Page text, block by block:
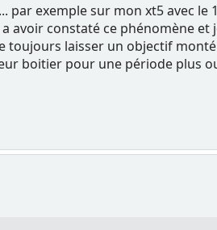
exemple sur mon xt5 avec le
avoir constaté ce phénomène et
toujours laisser un objectif
boitier pour une période plus